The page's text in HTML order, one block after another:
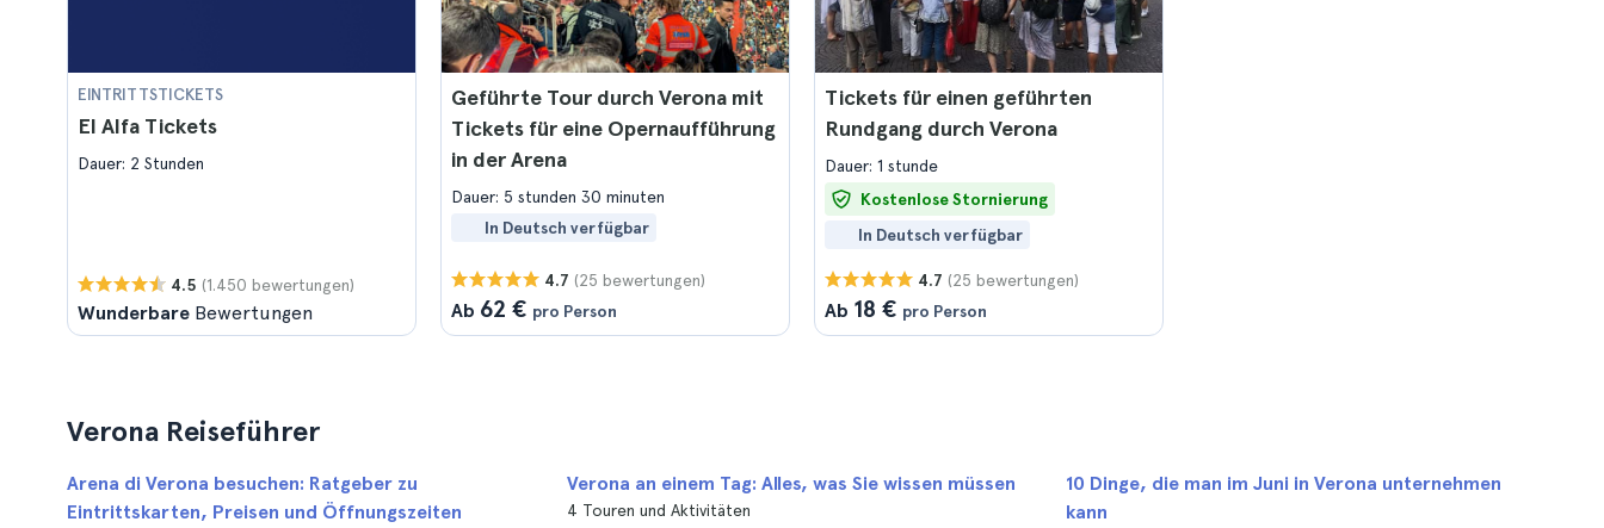
EINTRITTSTICKETS
El Alfa Tickets
Dauer: 2 Stunden
4.5 (1.450 bewertungen)
Wunderbare Bewertungen
Geführte Tour durch Verona mit
Tickets für eine Opernaufführung
in der Arena
Dauer: 5 stunden 30 minuten
In Deutsch verfügbar
4.7 (25 bewertungen)
Ab 62 € pro Person
Tickets für einen geführten
Rundgang durch Verona
Dauer: 1 stunde
Kostenlose Stornierung
In Deutsch verfügbar
4.7 (25 bewertungen)
Ab 18 € pro Person
Verona Reiseführer
Arena di Verona besuchen: Ratgeber zu
Eintrittskarten, Preisen und Öffnungszeiten
Verona an einem Tag: Alles, was Sie wissen müssen
4 Touren und Aktivitäten
10 Dinge, die man im Juni in Verona unternehmen
kann